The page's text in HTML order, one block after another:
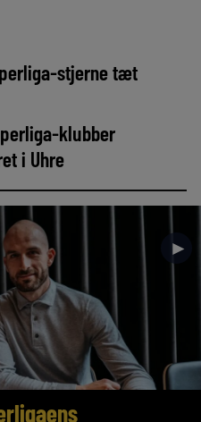
stjerne tæt
klubber
i Uhre
►